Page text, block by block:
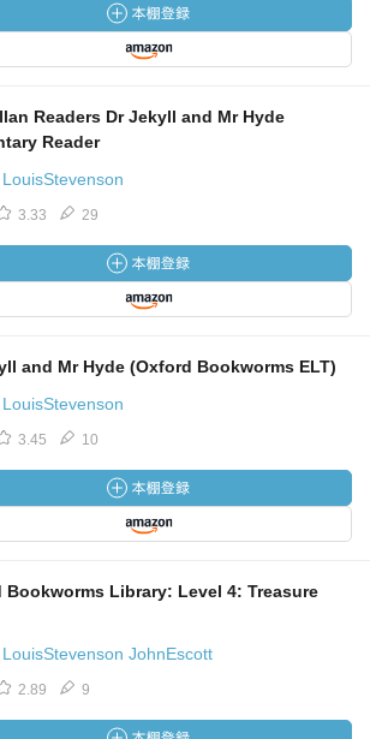
Readers Dr Jekyll and Mr Hyde
Reader
3.33 29
and Mr Hyde (Oxford Bookworms ELT)
3.45 10
Bookworms Library: Level 4: Treasure
JohnEscott
2.89 9